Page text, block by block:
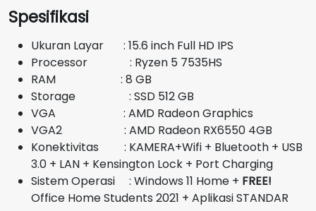
adalah:
Rp11.000.000. adalah:
Rp10.300.000.
Spesifikasi
Ukuran Layar : 15.6 inch Full HD IPS
Processor : Ryzen 5 7535HS
RAM : 8 GB
Storage : SSD 512 GB
VGA : AMD Radeon Graphics
VGA2 : AMD Radeon RX6550 4GB
Konektivitas : KAMERA+Wifi + Bluetooth + USB
3.0 + LAN + Kensington Lock + Port Charging
Sistem Operasi : Windows 11 Home + FREE!
Office Home Students 2021 + Aplikasi STANDAR